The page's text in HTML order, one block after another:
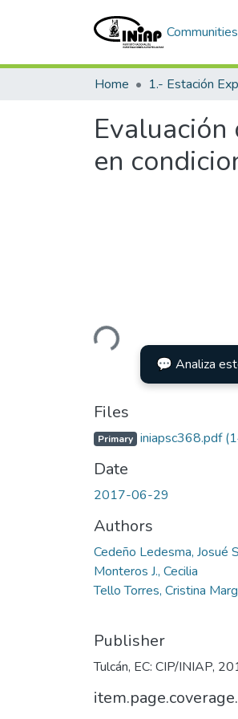
Home
en
Loading...
💬 Analiza
Files
Primary iniapsc368.pdf
Date
2017-06-29
Authors
Cedeño Ledesma, Josué
Monteros J., Cecilia
Tello Torres, Cristina
Publisher
Tulcán, EC: CIP/INIAP,